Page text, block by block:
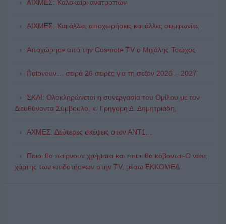
ΑΙΧΜΕΣ: Καλοκαίρι ανατροπών
ΑΙΧΜΕΣ: Και άλλες αποχωρήσεις και άλλες συμφωνίες
Αποχώρησε από την Cosmote TV o Μιχάλης Τσώχος
Παίρνουν… σειρά 26 σειρές για τη σεζόν 2026 – 2027
ΣΚΑΪ: Ολοκληρώνεται η συνεργασία του Ομίλου με τον
Διευθύνοντα Σύμβουλο, κ. Γρηγόρη Δ. Δημητριάδη,
ΑΧΜΕΣ: Δεύτερες σκέψεις στον ΑΝΤ1...
Ποιοι θα παίρνουν χρήματα και ποιοι θα κόβονται-Ο νέος
χάρτης των επιδοτήσεων στην TV, μέσω ΕΚΚΟΜΕΔ